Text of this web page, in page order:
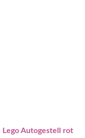
Lego Autogestell rot